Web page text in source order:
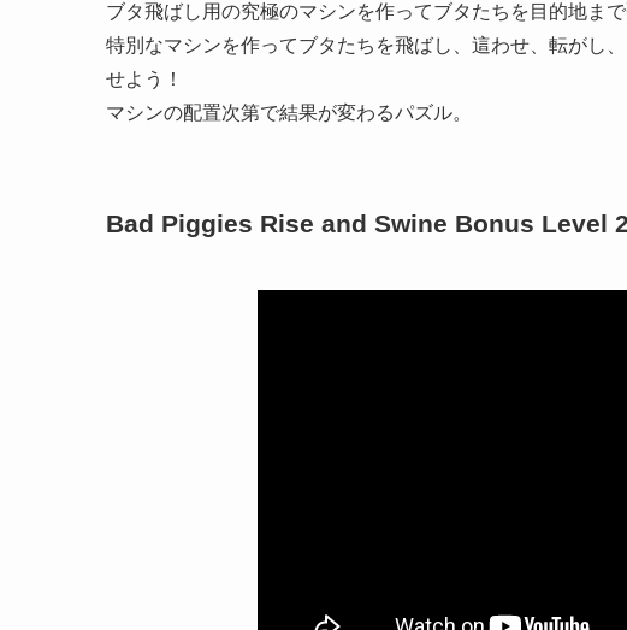
ブタ飛ばし用の究極のマシンを作ってブタたちを目的地ま
特別なマシンを作ってブタたちを飛ばし、這わせ、転がし
せよう！
マシンの配置次第で結果が変わるパズル。
Bad Piggies Rise and Swine Bonus Level